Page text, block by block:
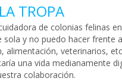
TROPA
de colonias felinas
y no puedo hacer frente
alimentación, veterinarios,
una vida medianamente
colaboración.